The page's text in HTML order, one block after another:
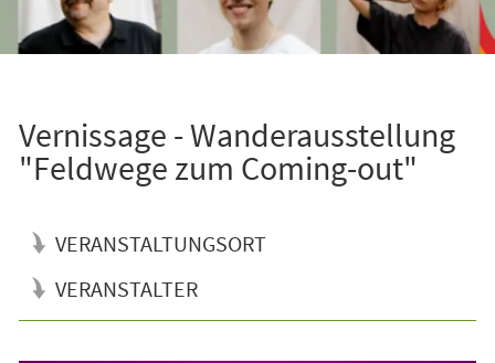
Vernissage - Wanderausstellung
"Feldwege zum Coming-out"
VERANSTALTUNGSORT
VERANSTALTER